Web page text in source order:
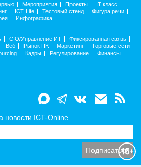
Мероприятия Проекты
IT класс
ICT Life Тестовый стенд
Фигура речи
Инфографика
CIO/Управление ИТ
Фиксированная связь
Веб Рынок ПК Маркетинг
Торговые сети
Кадры Регулирование
Финансы
новости ICT-Online